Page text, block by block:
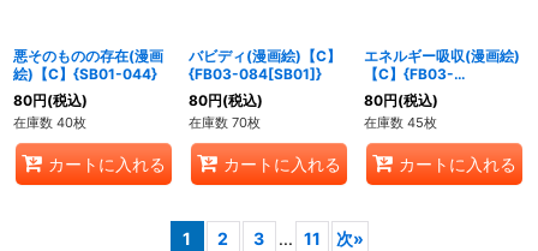
悪そのものの存在(漫画
絵)【C】{SB01-044}
80円(税込)
在庫数 40枚
カートに入れる
バビディ(漫画絵)【C】
{FB03-084[SB01]}
80円(税込)
在庫数 70枚
カートに入れる
エネルギー吸収(漫画絵)
【C】{FB03-
099[SB01]}
80円(税込)
在庫数 45枚
カートに入れる
1 2 3 ... 11 次»